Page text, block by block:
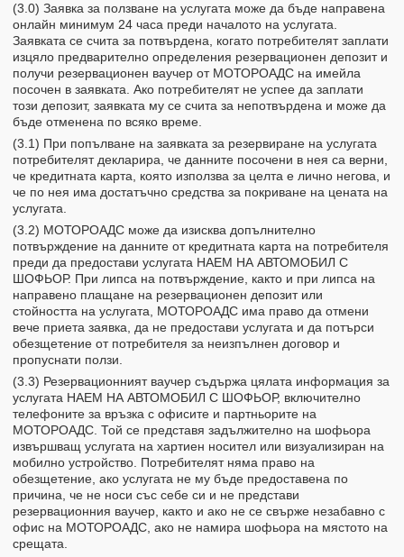
(3.0) Заявка за ползване на услугата може да бъде направена
онлайн минимум 24 часа преди началото на услугата.
Заявката се счита за потвърдена, когато потребителят заплати
изцяло предварително определения резервационен депозит и
получи резервационен ваучер от МОТОРОАДС на имейла
посочен в заявката. Ако потребителят не успее да заплати
този депозит, заявката му се счита за непотвърдена и може да
бъде отменена по всяко време.
(3.1) При попълване на заявката за резервиране на услугата
потребителят декларира, че данните посочени в нея са верни,
че кредитната карта, която използва за целта е лично негова, и
че по нея има достатъчно средства за покриване на цената на
услугата.
(3.2) МОТОРОАДС може да изисква допълнително
потвърждение на данните от кредитната карта на потребителя
преди да предостави услугата НАЕМ НА АВТОМОБИЛ С
ШОФЬОР. При липса на потвърждение, както и при липса на
направено плащане на резервационен депозит или
стойността на услугата, МОТОРОАДС има право да отмени
вече приета заявка, да не предостави услугата и да потърси
обезщетение от потребителя за неизпълнен договор и
пропуснати ползи.
(3.3) Резервационният ваучер съдържа цялата информация за
услугата НАЕМ НА АВТОМОБИЛ С ШОФЬОР, включително
телефоните за връзка с офисите и партньорите на
МОТОРОАДС. Той се представя задължително на шофьора
извършващ услугата на хартиен носител или визуализиран на
мобилно устройство. Потребителят няма право на
обезщетение, ако услугата не му бъде предоставена по
причина, че не носи със себе си и не представи
резервационния ваучер, както и ако не се свърже незабавно с
офис на МОТОРОАДС, ако не намира шофьора на мястото на
срещата.